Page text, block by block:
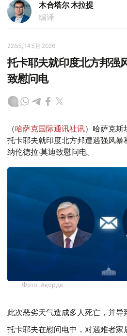
木合塔尔 木拉提
编译
22:55, 14 5月 2026
托卡耶夫就印度北方邦强
致慰问电
（哈萨克国际通讯社讯）哈萨克斯
托卡耶夫就印度北方邦遭遇强风暴
纳伦德拉·莫迪致慰问电。
Фото: Ақорда
此次恶劣天气造成多人死亡，并导
托卡耶夫在慰问电中，对遇难者